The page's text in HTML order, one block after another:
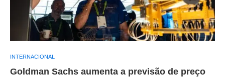
INTERNACIONAL
Goldman Sachs aumenta a previsão de preço